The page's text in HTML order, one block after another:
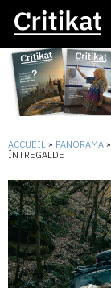
ACCUEIL » PANORAMA »
ÎNTREGALDE